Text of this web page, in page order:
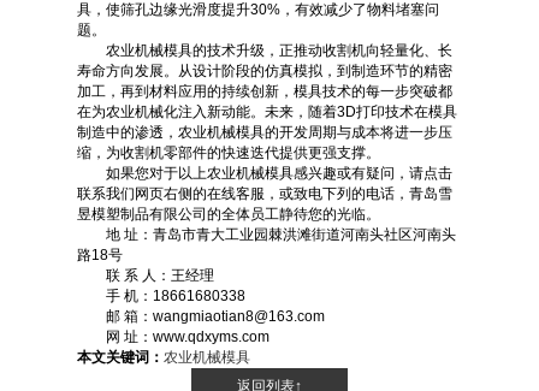
具，使筛孔边缘光滑度提升30%，有效减少了物料堵塞问
题。
农业机械模具的技术升级，正推动收割机向轻量化、长
寿命方向发展。从设计阶段的仿真模拟，到制造环节的精密
加工，再到材料应用的持续创新，模具技术的每一步突破都
在为农业机械化注入新动能。未来，随着3D打印技术在模具
制造中的渗透，农业机械模具的开发周期与成本将进一步压
缩，为收割机零部件的快速迭代提供更强支撑。
如果您对于以上农业机械模具感兴趣或有疑问，请点击
联系我们网页右侧的在线客服，或致电下列的电话，青岛雪
昱模塑制品有限公司的全体员工静待您的光临。
地 址：青岛市青大工业园棘洪滩街道河南头社区河南头
路18号
联 系 人：王经理
手 机：18661680338
邮 箱：wangmiaotian8@163.com
网 址：www.qdxyms.com
本文关键词： 农业机械模具
返回列表↑